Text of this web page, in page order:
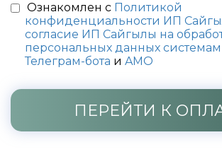
Ознакомлен с Политикой
конфиденциальности ИП
согласие ИП Сайгылы на
персональных данных системам
Телеграм-бота и AMO
ПЕРЕЙТИ К